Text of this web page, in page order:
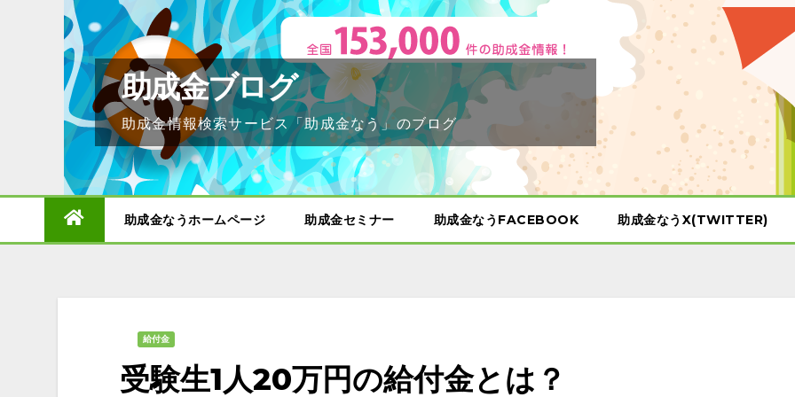
助成金ブログ
助成金情報検索サービス「助成金なう」のブログ
助成金なうホームページ 助成金セミナー 助成金なうFACEBOOK 助成金なうX(TWITTER)
給付金
受験生1人20万円の給付金とは？